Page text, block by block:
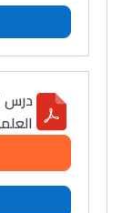
درس